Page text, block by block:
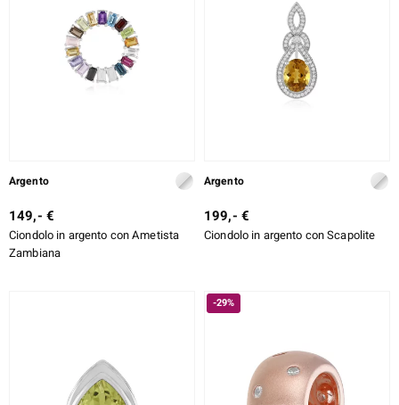
Argento
149,- €
Ciondolo in argento con Ametista
Zambiana
Argento
199,- €
Ciondolo in argento con Scapolite
-29%